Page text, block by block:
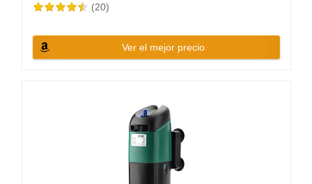
(20)
Ver el mejor precio